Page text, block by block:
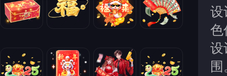
设